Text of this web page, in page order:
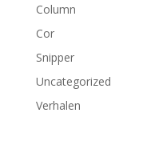
Column
Cor
Snipper
Uncategorized
Verhalen